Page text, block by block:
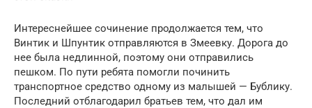
Интереснейшее сочинение продолжается тем, что
Винтик и Шпунтик отправляются в Змеевку. Дорога до
нее была недлинной, поэтому они отправились
пешком. По пути ребята помогли починить
транспортное средство одному из малышей — Бублику.
Последний отблагодарил братьев тем, что дал им